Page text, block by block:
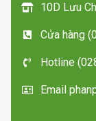
10D Lưu
Cửa hàng
Hotline
Email